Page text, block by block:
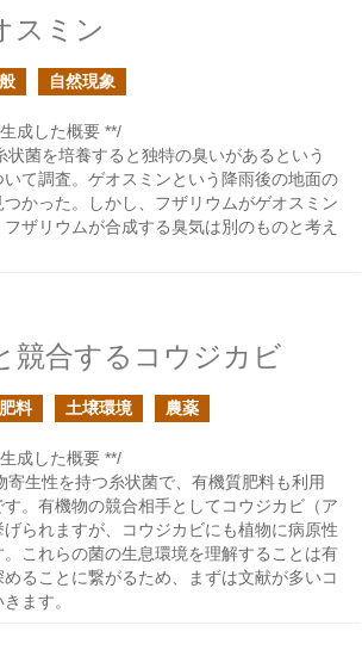
スミン
自然現象
成した概要 **/
状菌を培養すると独特の臭いがあるという
て調査。ゲオスミンという降雨後の地面の
かった。しかし、フザリウムがゲオスミン
ザリウムが合成する臭気は別のものと考え
競合するコウジカビ
料 土壌環境 農薬
成した概要 **/
寄生性を持つ糸状菌で、有機質肥料も利用
。有機物の競合相手としてコウジカビ（ア
られますが、コウジカビにも植物に病原性
これらの菌の生息環境を理解することは有
ることに繋がるため、まずは文献が多いコ
ます。